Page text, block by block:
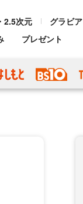
2.5次元 グラビア
プレゼント